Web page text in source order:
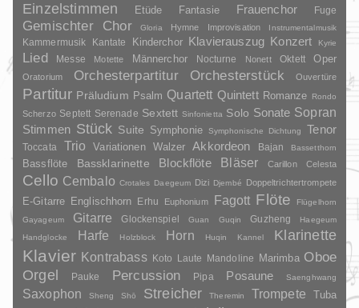
Einzelstimmen
Etüde Fantasie Frauenchor Fuge
Gemischter Chor Gloria Hymne Improvisation Instrumentalmusik
Kammermusik Kantate Kinderchor Klavierauszug Konzert Kyrie
Lied Messe Motette Männerchor Nocturne Nonett Oktett Oper
Oratorium Orchesterpartitur Orchesterstück Ouvertüre
Partitur Präludium Psalm Quartett Quintett Romanze Rondo
Scherzo Septett Serenade Sextett Sinfonietta Solo Sonate Sopran
Stimmen Stück Suite Symphonie Symphonische Dichtung Tenor
Toccata Trio Variationen Walzer Akkordeon Bajan Bassetthorn
Bassflöte Bassklarinette Blockflöte Bläser Carillon Celesta
Cello Cembalo Crotales Daegeum Dizi Djembé Doppeltrichtertrompete
E-Gitarre Englischhorn Erhu Euphonium Fagott Flöte
Flügelhorn
Gayageum
Gitarre Glockenspiel Guan Guqin Guzheng
Haegeum
Handglocke
Harfe Holzblock Horn Huqin Kannel Klarinette
Klavier Kontrabass Koto Laute Mandoline Marimba Oboe
Orgel Pauke Percussion Pipa Posaune Saenghwang
Saxophon Sheng Shō Streicher Theremin Trompete
Tuba